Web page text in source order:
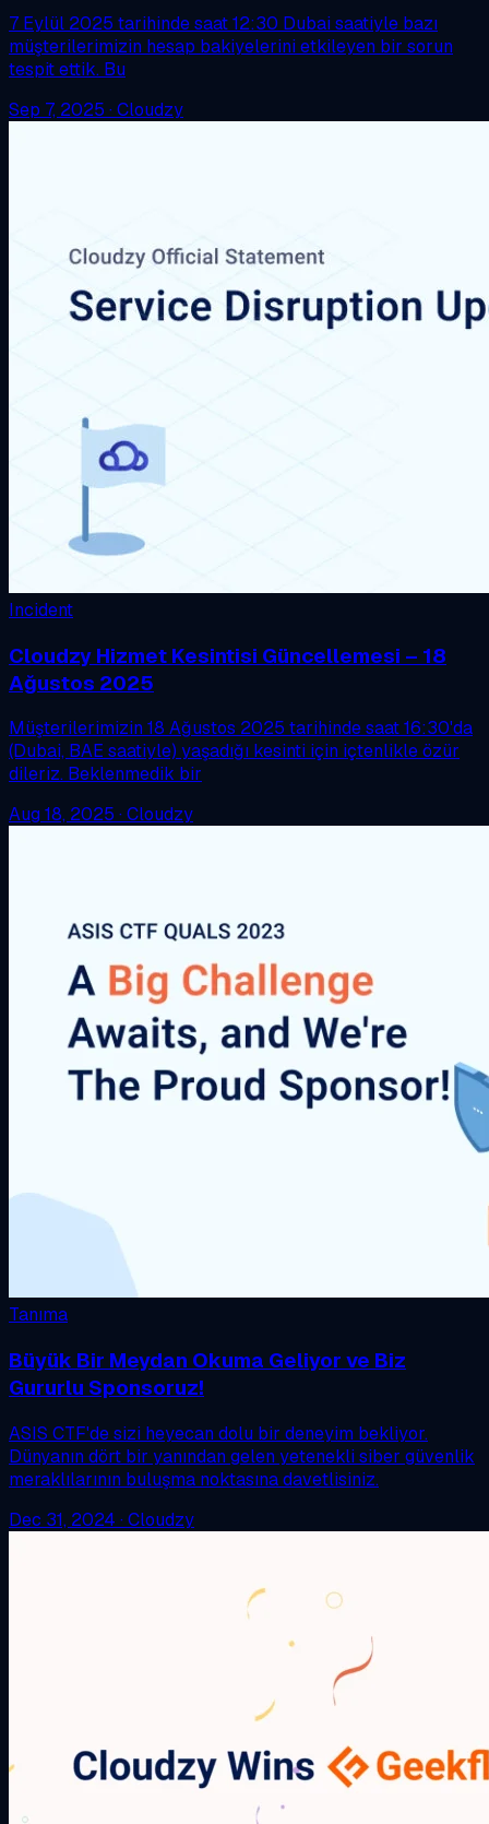
7 Eylül 2025 tarihinde saat 12:30 Dubai saatiyle bazı
müşterilerimizin hesap bakiyelerini etkileyen bir sorun
tespit ettik. Bu
Sep 7, 2025 · Cloudzy
Incident
Cloudzy Hizmet Kesintisi Güncellemesi – 18
Ağustos 2025
Müşterilerimizin 18 Ağustos 2025 tarihinde saat 16:30'da
(Dubai, BAE saatiyle) yaşadığı kesinti için içtenlikle özür
dileriz. Beklenmedik bir
Aug 18, 2025 · Cloudzy
Tanıma
Büyük Bir Meydan Okuma Geliyor ve Biz
Gururlu Sponsoruz!
ASIS CTF'de sizi heyecan dolu bir deneyim bekliyor.
Dünyanın dört bir yanından gelen yetenekli siber güvenlik
meraklılarının buluşma noktasına davetlisiniz.
Dec 31, 2024 · Cloudzy